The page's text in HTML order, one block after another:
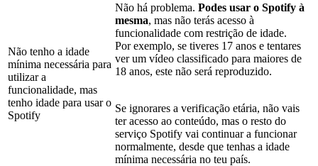
Não tenho a idade
mínima necessária para
utilizar a
funcionalidade, mas
tenho idade para usar o
Spotify
Não há problema. Podes usar o Spotify à
mesma, mas não terás acesso à
funcionalidade com restrição de idade.
Por exemplo, se tiveres 17 anos e tentares
ver um vídeo classificado para maiores de
18 anos, este não será reproduzido.
Se ignorares a verificação etária, não vais
ter acesso ao conteúdo, mas o resto do
serviço Spotify vai continuar a funcionar
normalmente, desde que tenhas a idade
mínima necessária no teu país.